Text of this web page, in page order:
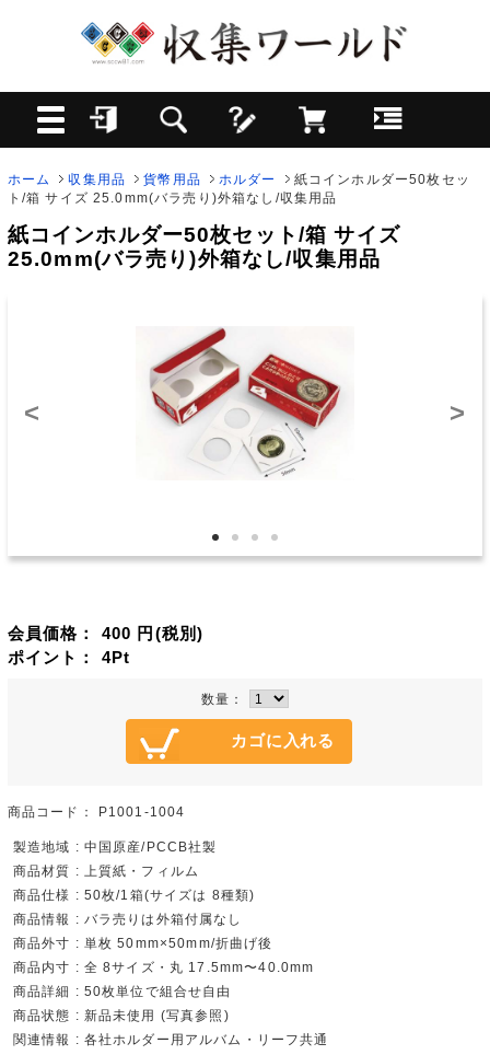
ホーム 収集用品 貨幣用品 ホルダー
紙コインホルダー50枚セッ
ト/箱 サイズ 25.0mm(バラ売り)外箱なし/収集用品
紙コインホルダー50枚セット/箱 サイズ
25.0mm(バラ売り)外箱なし/収集用品
< >
会員価格： 400 円(税別)
ポイント： 4Pt
数量：
商品コード： P1001-1004
製造地域 : 中国原産/PCCB社製
商品材質 : 上質紙・フィルム
商品仕様 : 50枚/1箱(サイズは 8種類)
商品情報 : バラ売りは外箱付属なし
商品外寸 : 単枚 50mm×50mm/折曲げ後
商品内寸 : 全 8サイズ・丸 17.5mm〜40.0mm
商品詳細 : 50枚単位で組合せ自由
商品状態 : 新品未使用 (写真参照)
関連情報 : 各社ホルダー用アルバム・リーフ共通